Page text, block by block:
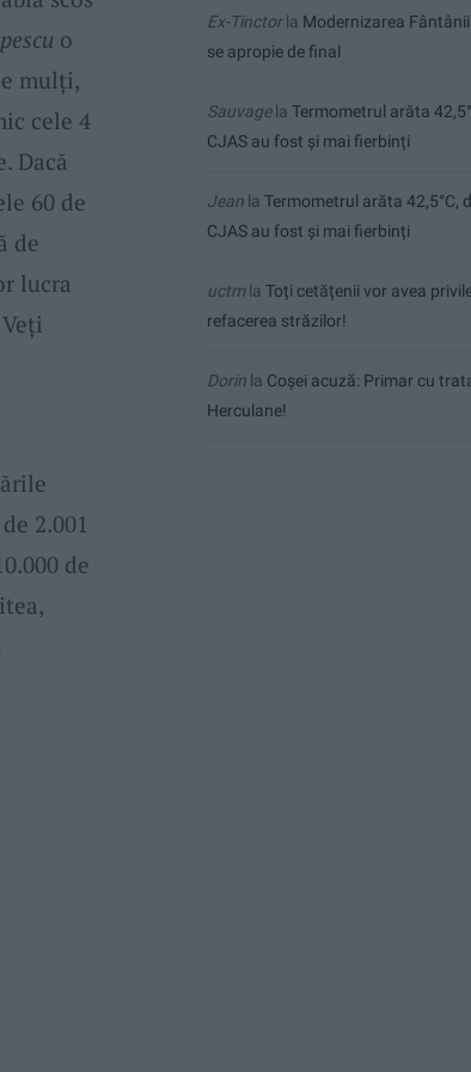
o
mulți,
cele 4
Dacă
60 de
de
lucra
2.001
de
Ex-Tinctorla Modernizarea
se apropie de final
Sauvagela Termometrul arăta
CJAS au fost și mai fierbinți
Jean la Termometrul arăta 42,5°C,
CJAS au fost și mai fierbinți
uctmla Toți cetățenii vor avea
refacerea străzilor!
Dorin la Coșei acuză: Primar cu
Herculane!